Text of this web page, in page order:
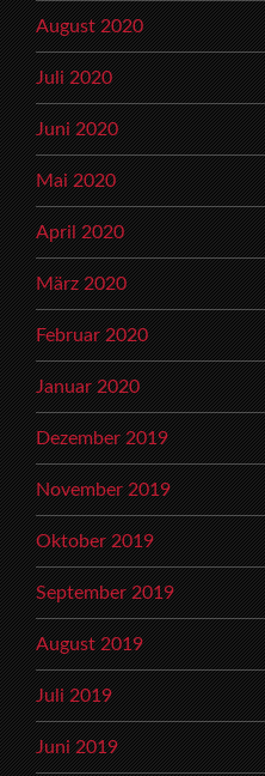
August 2020
Juli 2020
Juni 2020
Mai 2020
April 2020
März 2020
Februar 2020
Januar 2020
Dezember 2019
November 2019
Oktober 2019
September 2019
August 2019
Juli 2019
Juni 2019